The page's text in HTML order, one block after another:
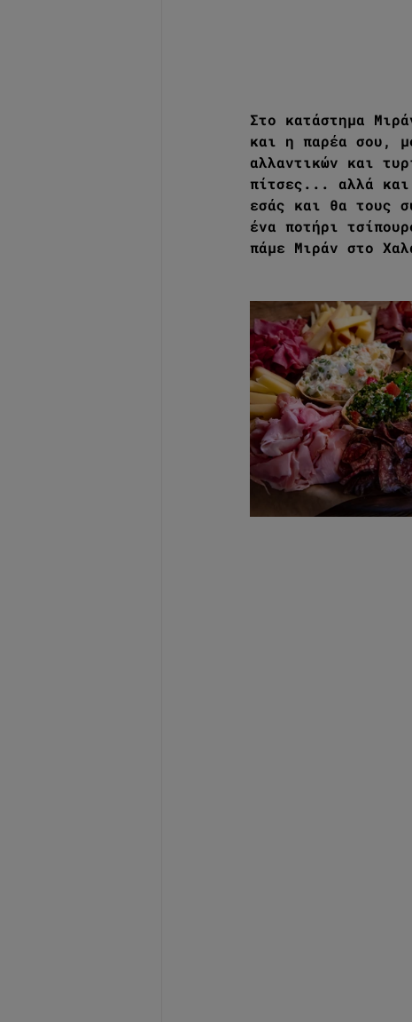
Στο κατάστημα
και η παρέα σου,
αλλαντικών και
πίτσες... αλλά και
εσάς και θα τους
ένα ποτήρι
πάμε Μιράν στο